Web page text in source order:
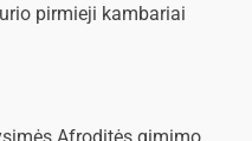
pirmieji kambariai
Afroditės gimimo